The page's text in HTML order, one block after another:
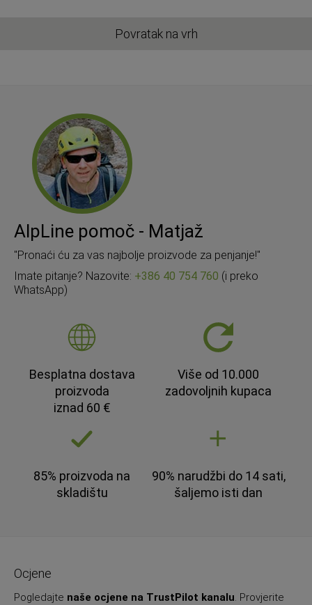
Povratak na vrh
AlpLine pomoč - Matjaž
"Pronaći ću za vas najbolje proizvode za penjanje!"
Imate pitanje? Nazovite: +386 40 754 760 (i preko
WhatsApp)
Besplatna dostava
proizvoda
iznad 60 €
Više od 10.000
zadovoljnih kupaca
85% proizvoda na
skladištu
90% narudžbi do 14 sati,
šaljemo isti dan
Ocjene
Pogledajte naše ocjene na TrustPilot kanalu. Provjerite